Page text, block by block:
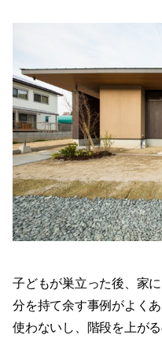
子どもが巣立った後、家
分を持て余す事例がよく
使わないし、階段を上が